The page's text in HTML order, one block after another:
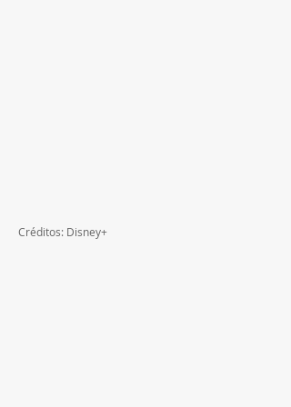
Créditos: Disney+